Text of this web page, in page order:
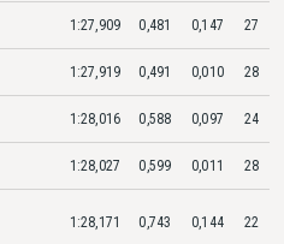
1:27,909 0,481 0,147 27
1:27,919 0,491 0,010 28
1:28,016 0,588 0,097 24
1:28,027 0,599 0,011 28
1:28,171 0,743 0,144 22